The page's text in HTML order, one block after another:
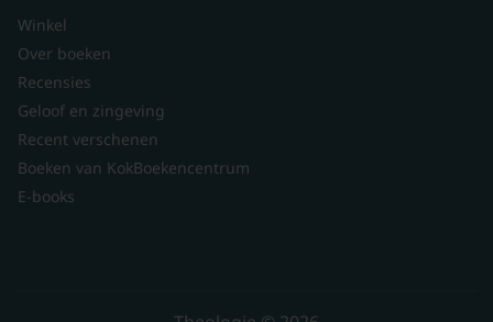
Winkel
Over boeken
Recensies
Geloof en zingeving
Recent verschenen
Boeken van KokBoekencentrum
E-books